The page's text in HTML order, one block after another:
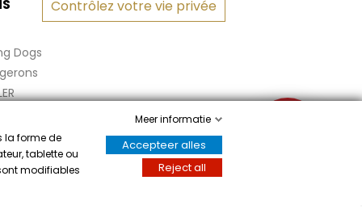
Dogs
Contrôlez votre vie privée
attest te tonen
la forme de
tablette ou
modifiables
Meer informatie
Accepteer alles
Reject all